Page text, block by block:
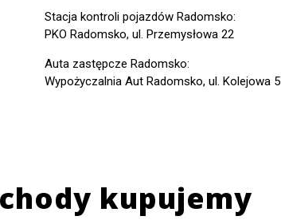
Stacja kontroli pojazdów Radomsko:
PKO Radomsko, ul. Przemysłowa 22
Auta zastępcze Radomsko:
Wypożyczalnia Aut Radomsko, ul. Kolejowa 5
kupujemy